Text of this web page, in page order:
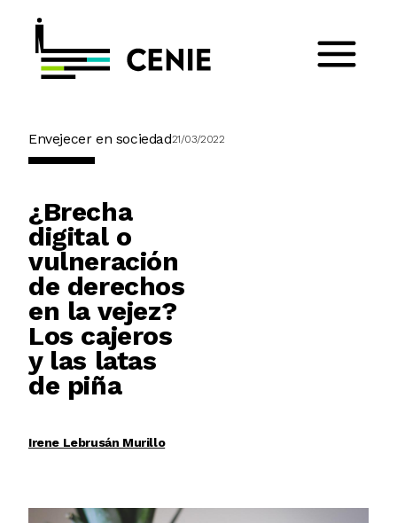
Envejecer en sociedad21/03/2022
¿Brecha
digital o
vulneración
de derechos
en la vejez?
Los cajeros
y las latas
de piña
Irene Lebrusán Murillo